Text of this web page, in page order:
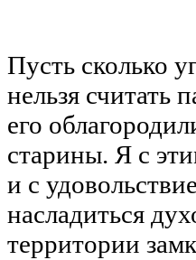
Пусть сколько
нельзя считать
его
старины. Я с
и с
насладиться
территории